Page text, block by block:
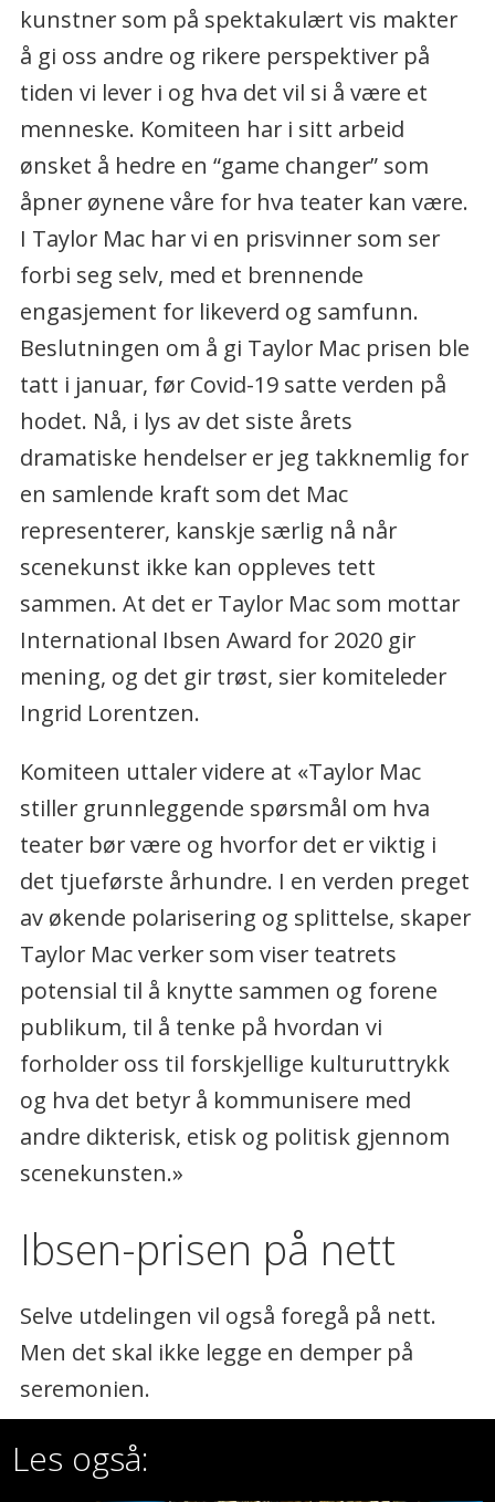
kunstner som på spektakulært vis makter
å gi oss andre og rikere perspektiver på
tiden vi lever i og hva det vil si å være et
menneske. Komiteen har i sitt arbeid
ønsket å hedre en “game changer” som
åpner øynene våre for hva teater kan være.
I Taylor Mac har vi en prisvinner som ser
forbi seg selv, med et brennende
engasjement for likeverd og samfunn.
Beslutningen om å gi Taylor Mac prisen ble
tatt i januar, før Covid-19 satte verden på
hodet. Nå, i lys av det siste årets
dramatiske hendelser er jeg takknemlig for
en samlende kraft som det Mac
representerer, kanskje særlig nå når
scenekunst ikke kan oppleves tett
sammen. At det er Taylor Mac som mottar
International Ibsen Award for 2020 gir
mening, og det gir trøst, sier komiteleder
Ingrid Lorentzen.
Komiteen uttaler videre at «Taylor Mac
stiller grunnleggende spørsmål om hva
teater bør være og hvorfor det er viktig i
det tjueførste århundre. I en verden preget
av økende polarisering og splittelse, skaper
Taylor Mac verker som viser teatrets
potensial til å knytte sammen og forene
publikum, til å tenke på hvordan vi
forholder oss til forskjellige kulturuttrykk
og hva det betyr å kommunisere med
andre dikterisk, etisk og politisk gjennom
scenekunsten.»
Ibsen-prisen på nett
Selve utdelingen vil også foregå på nett.
Men det skal ikke legge en demper på
seremonien.
Les også: